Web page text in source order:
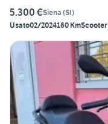
5.300 €Siena (SI)
Usato02/2024160 KmScooter